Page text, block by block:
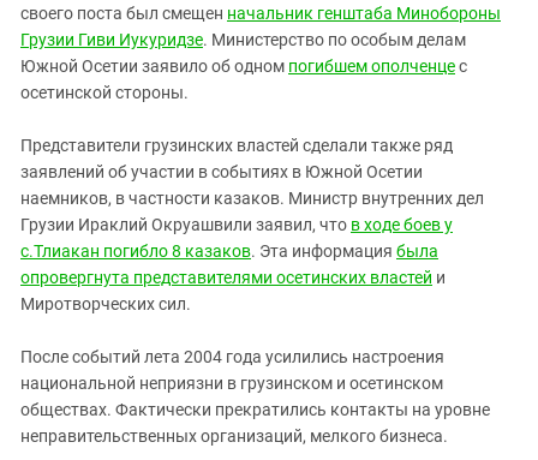
своего поста был смещен начальник генштаба Минобороны
Грузии Гиви Иукуридзе. Министерство по особым делам
Южной Осетии заявило об одном погибшем ополченцес
осетинской стороны.
Представители грузинских властей сделали также ряд
заявлений об участии в событиях в Южной Осетии
наемников, в частности казаков. Министр внутренних дел
Грузии Ираклий Окруашвили заявил, что в ходе боев у
с.Тлиакан погибло 8 казаков. Эта информация была
опровергнута представителями осетинских властей и
Миротворческих сил.
После событий лета 2004 года усилились настроения
национальной неприязни в грузинском и осетинском
обществах. Фактически прекратились контакты на уровне
неправительственных организаций, мелкого бизнеса.